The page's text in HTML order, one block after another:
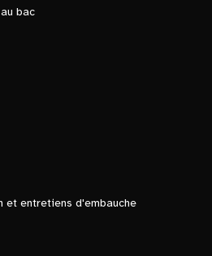
bac
et entretiens d'embauche